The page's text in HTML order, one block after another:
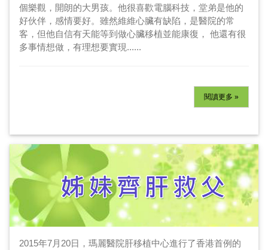
個樂觀，開朗的大男孩。他很喜歡電腦科技，堂弟是他的
好伙伴，感情要好。雖然維維心臟有缺陷，是醫院的常
客，但他自信有天能等到做心臟移植並能康復， 他還有很
多事情想做，有理想要實現......
閱讀更多 »
2015年7月20日，瑪麗醫院肝移植中心進行了香港首例的